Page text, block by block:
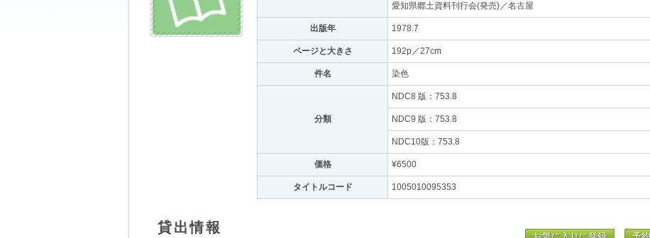
愛知県郷土資料刊行会(発売)／名古屋
出版年 1978.7
ページと大きさ 192p／27cm
件名 染色
分類
NDC8 版：753.8
NDC9 版：753.8
NDC10版：753.8
価格 ¥6500
タイトルコード 1005010095353
貸出情報